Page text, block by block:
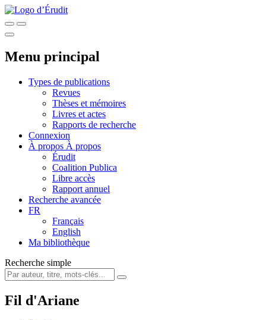
Menu principal
Types de publications
Revues
Thèses et mémoires
Livres et actes
Rapports de recherche
Connexion
À propos À propos
Érudit
Coalition Publica
Libre accès
Rapport annuel
Recherche avancée
FR
Français
English
Ma bibliothèque
Recherche simple
Fil d'Ariane